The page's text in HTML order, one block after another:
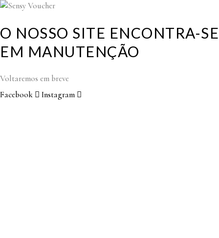
O NOSSO SITE ENCONTRA-SE
EM MANUTENÇÃO
Voltaremos em breve
Facebook
Instagram